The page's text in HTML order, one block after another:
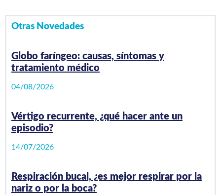
Otras Novedades
Globo faríngeo: causas, síntomas y
tratamiento médico
04/08/2026
Vértigo recurrente, ¿qué hacer ante un
episodio?
14/07/2026
Respiración bucal, ¿es mejor respirar por la
nariz o por la boca?